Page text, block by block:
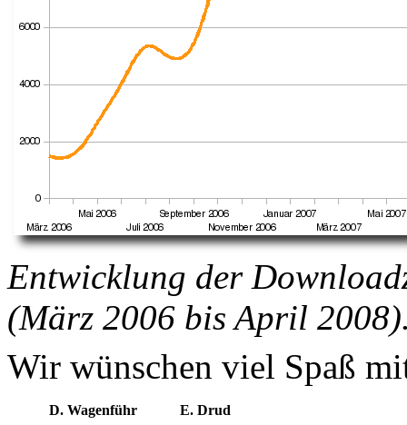
Entwicklung der
(März 2006 bis April
Wir wünschen viel Spaß
D. Wagenführ E. Drud